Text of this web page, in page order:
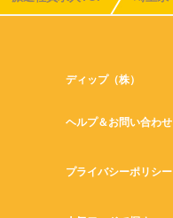
ディップ（株）
ヘルプ＆お問い合わせ
プライバシーポリシー